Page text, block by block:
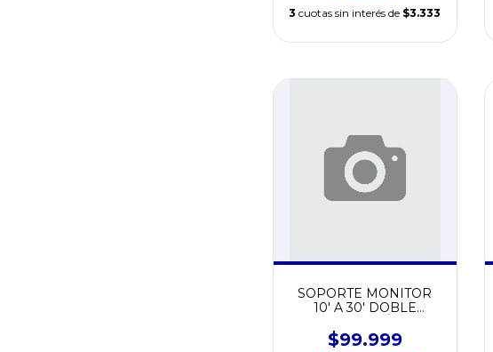
3 cuotas sin interés de $3.333
SOPORTE MONITOR
10' A 30' DOBLE
NETMAK NM-ST33
$99.999